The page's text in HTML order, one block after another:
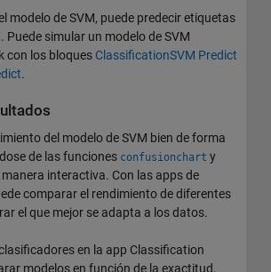
modelo de SVM, puede predecir etiquetas
simular un modelo de SVM
con los bloques ClassificationSVM Predict
.
del modelo de SVM bien de forma
de las funciones confusionchart y
manera interactiva. Con las apps de
comparar el rendimiento de diferentes
el que mejor se adapta a los datos.
en la app Classification
modelos en función de la exactitud,